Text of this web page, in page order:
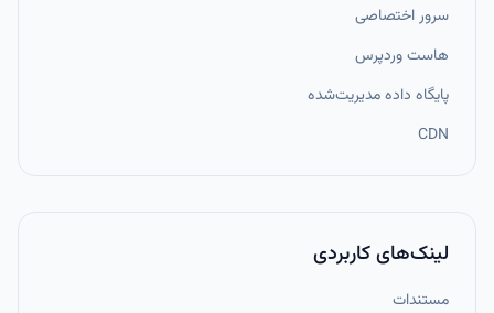
سرور اختصاصی
هاست وردپرس
پایگاه داده مدیریت‌شده
CDN
لینک‌های کاربردی
مستندات